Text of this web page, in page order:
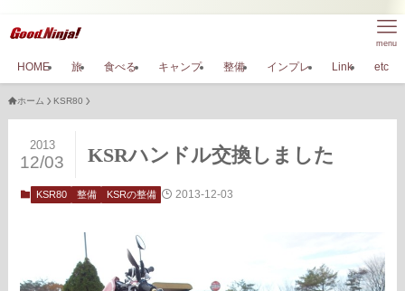
menu
HOME 旅 食べる キャンプ 整備 インプレ Link etc
ホーム KSR80
KSRハンドル交換しました
2013
12/03
KSR80 整備 KSRの整備 2013-12-03